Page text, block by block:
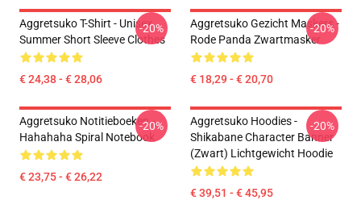
Aggretsuko T-Shirt - Unisex
Summer Short Sleeve Clothes
€ 24,38 - € 28,06
-20%
Aggretsuko Gezicht Maskers -
Rode Panda Zwartmasker
€ 18,29 - € 20,70
-20%
Aggretsuko Notitieboeken -
Hahahaha Spiral Notebook
€ 23,75 - € 26,22
-20%
Aggretsuko Hoodies -
Shikabane Character Banner
(Zwart) Lichtgewicht Hoodie
€ 39,51 - € 45,95
-20%